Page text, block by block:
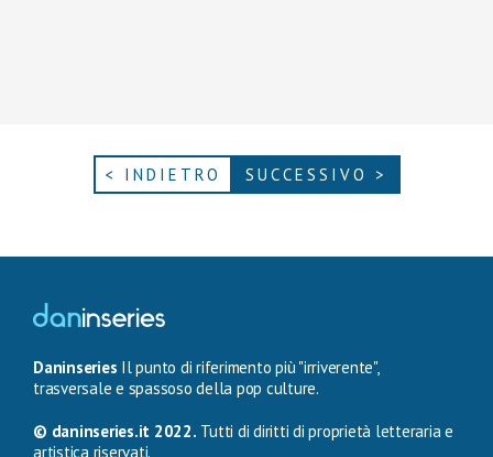
< INDIETRO SUCCESSIVO >
Daninseries Il punto di riferimento più "irriverente",
trasversale e spassoso della pop culture.
© daninseries.it 2022. Tutti di diritti di proprietà letteraria e
artistica riservati.